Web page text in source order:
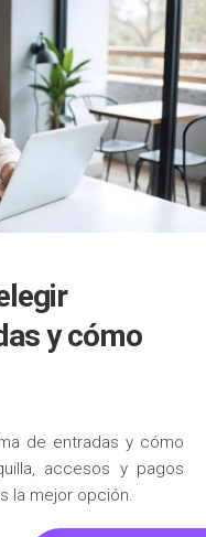
y cómo
de entradas y cómo
accesos y pagos
la mejor opción.